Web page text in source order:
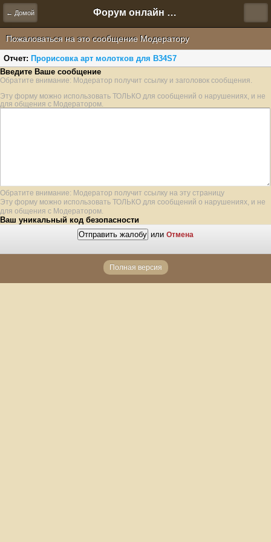
← Домой Форум онлайн игры "Новая Эра" (Нюра Биз)
Пожаловаться на это сообщение Модератору
Отчет: Прорисовка арт молотков для B34S7
Введите Ваше сообщение
Обратите внимание: Модератор получит ссылку и заголовок сообщения.
Эту форму можно использовать ТОЛЬКО для сообщений о нарушениях, и не
для общения с Модератором.
Обратите внимание: Модератор получит ссылку на эту страницу
Эту форму можно использовать ТОЛЬКО для сообщений о нарушениях, и не
для общения с Модератором.
Ваш уникальный код безопасности
или Отмена
Полная версия